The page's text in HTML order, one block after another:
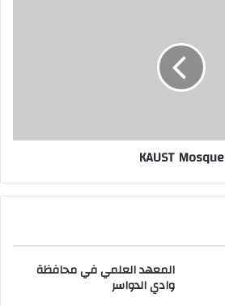
KAUST Mosque
المعهد العلمي في محافظة
وادي الدواسر